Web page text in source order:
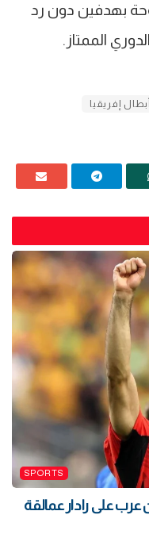
بهدفين دون رد
الممتاز.
إفريقيا
SPORTS
الأغلى؟ 5 لاعبين عرب على رادار عمالقة